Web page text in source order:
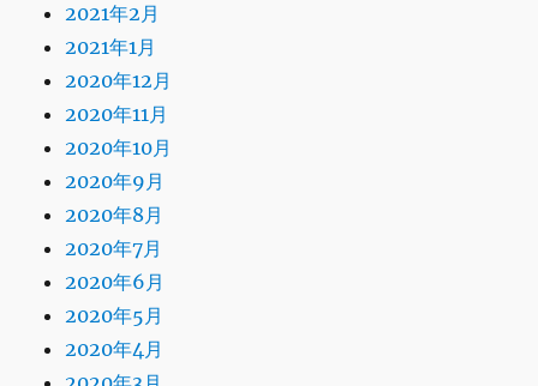
2021年2月
2021年1月
2020年12月
2020年11月
2020年10月
2020年9月
2020年8月
2020年7月
2020年6月
2020年5月
2020年4月